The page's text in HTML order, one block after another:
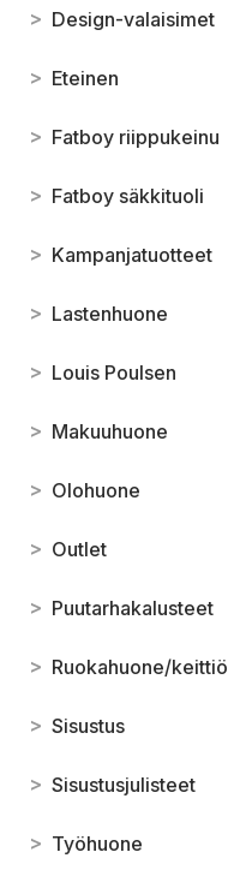
> Design-valaisimet
> Eteinen
> Fatboy riippukeinu
> Fatboy säkkituoli
> Kampanjatuotteet
> Lastenhuone
> Louis Poulsen
> Makuuhuone
> Olohuone
> Outlet
> Puutarhakalusteet
> Ruokahuone/keittiö
> Sisustus
> Sisustusjulisteet
> Työhuone